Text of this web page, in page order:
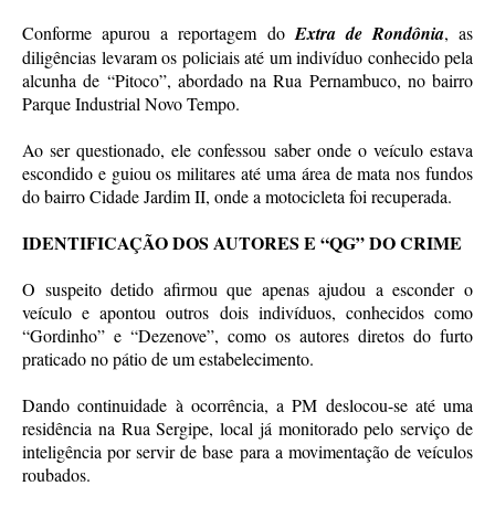
Conforme apurou a reportagem do Extra de Rondônia, as
diligências levaram os policiais até um indivíduo conhecido pela
alcunha de “Pitoco”, abordado na Rua Pernambuco, no bairro
Parque Industrial Novo Tempo.
Ao ser questionado, ele confessou saber onde o veículo estava
escondido e guiou os militares até uma área de mata nos fundos
do bairro Cidade Jardim II, onde a motocicleta foi recuperada.
IDENTIFICAÇÃO DOS AUTORES E “QG” DO CRIME
O suspeito detido afirmou que apenas ajudou a esconder o
veículo e apontou outros dois indivíduos, conhecidos como
“Gordinho” e “Dezenove”, como os autores diretos do furto
praticado no pátio de um estabelecimento.
Dando continuidade à ocorrência, a PM deslocou-se até uma
residência na Rua Sergipe, local já monitorado pelo serviço de
inteligência por servir de base para a movimentação de veículos
roubados.